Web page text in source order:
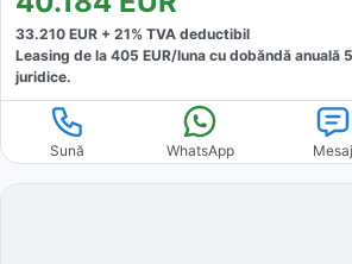
33.210 EUR + 21% TVA deductibil
Leasing de la 405 EUR/luna cu dobăndă anuală
juridice.
Sună WhatsApp Mesaj